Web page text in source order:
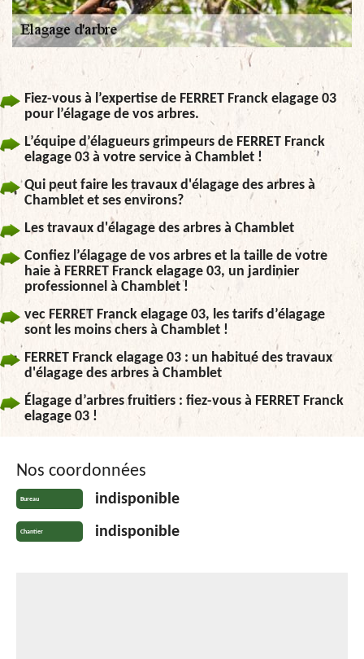
Fiez-vous à l’expertise de FERRET Franck elagage 03
pour l’élagage de vos arbres.
L’équipe d’élagueurs grimpeurs de FERRET Franck
elagage 03 à votre service à Chamblet !
Qui peut faire les travaux d'élagage des arbres à
Chamblet et ses environs?
Les travaux d'élagage des arbres à Chamblet
Confiez l’élagage de vos arbres et la taille de votre
haie à FERRET Franck elagage 03, un jardinier
professionnel à Chamblet !
vec FERRET Franck elagage 03, les tarifs d’élagage
sont les moins chers à Chamblet !
FERRET Franck elagage 03 : un habitué des travaux
d'élagage des arbres à Chamblet
Élagage d’arbres fruitiers : fiez-vous à FERRET Franck
elagage 03 !
Nos coordonnées
Bureau indisponible
Chantier indisponible